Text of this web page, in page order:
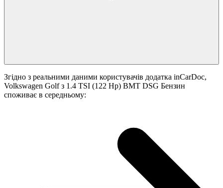
Згідно з реальними даними користувачів додатка inCarDoc,
Volkswagen Golf з 1.4 TSI (122 Hp) BMT DSG Бензин
споживає в середньому: